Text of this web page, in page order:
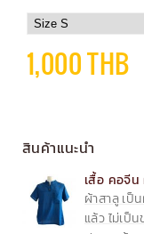
1,000 THB
สินค้าแนะนำ
เสื้อ คอจีน
ผ้าสาลู เป็
แล้ว ไม่เป็